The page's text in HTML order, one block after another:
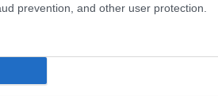
prevention, and other user protection.